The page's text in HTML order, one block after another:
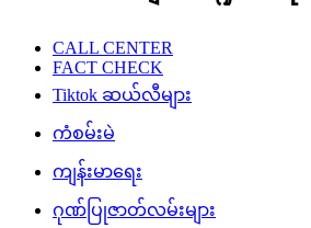
CALL CENTER
FACT CHECK
Tiktok ဆယ်လီများ
ကံစမ်းမဲ
ကျန်းမာရေး
ဂုဏ်ပြုဇာတ်လမ်းများ